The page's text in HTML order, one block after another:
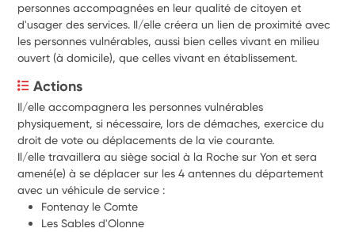
personnes accompagnées en leur qualité de citoyen et
d'usager des services. Il/elle créera un lien de proximité avec
les personnes vulnérables, aussi bien celles vivant en milieu
ouvert (à domicile), que celles vivant en établissement.
Actions
Il/elle accompagnera les personnes vulnérables
physiquement, si nécessaire, lors de démaches, exercice du
droit de vote ou déplacements de la vie courante.
Il/elle travaillera au siège social à la Roche sur Yon et sera
amené(e) à se déplacer sur les 4 antennes du département
avec un véhicule de service :
Fontenay le Comte
Les Sables d'Olonne